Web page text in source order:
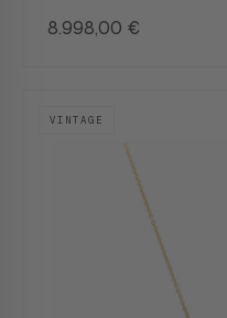
8.998,00 €
VINTAGE